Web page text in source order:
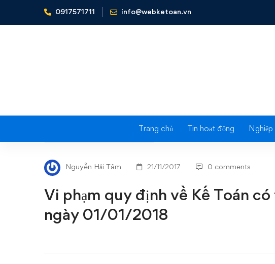
0917571711 info@webketoan.vn
Trang chủ Tin hoạt động
Home Nghiệp vụ Kế toán & Thuế Vi phạm quy định về Kế Toán
Vi
phạm
quy
định
về
Nguyễn Hải Tâm 21/11/2017 0 comments
Vi phạm quy định về Kế Toán
ngày 01/01/2018